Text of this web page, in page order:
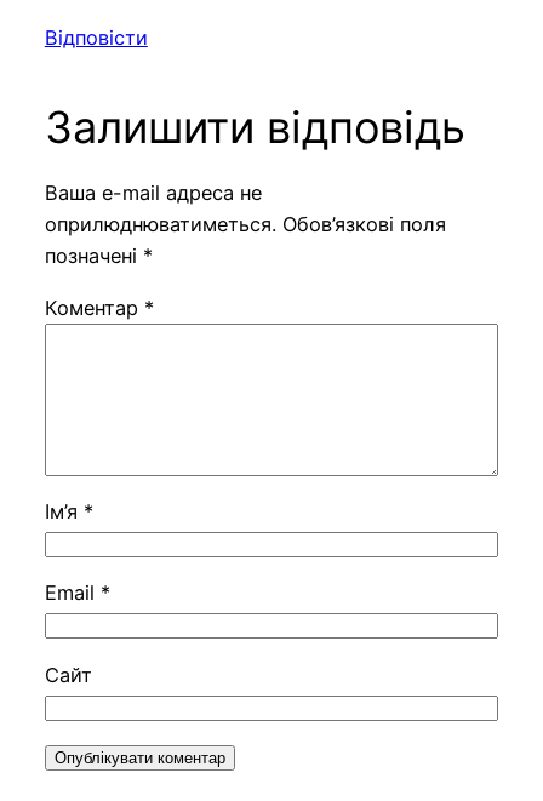
Відповісти
Залишити відповідь
Ваша e-mail адреса не
оприлюднюватиметься. Обов’язкові поля
позначені *
Коментар *
Ім’я *
Email *
Сайт